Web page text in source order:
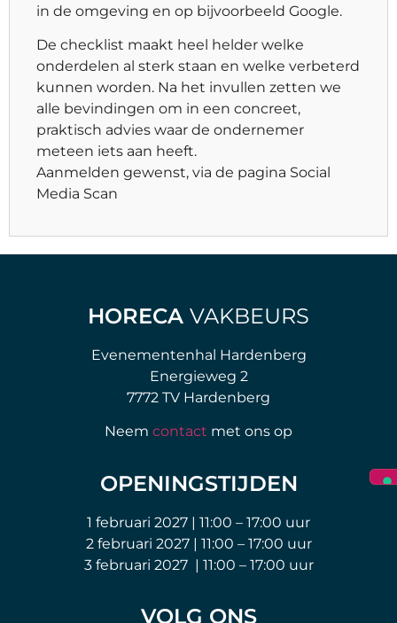
in de omgeving en op bijvoorbeeld Google.
De checklist maakt heel helder welke
onderdelen al sterk staan en welke verbeterd
kunnen worden. Na het invullen zetten we
alle bevindingen om in een concreet,
praktisch advies waar de ondernemer
meteen iets aan heeft.
Aanmelden gewenst, via de pagina Social
Media Scan
HORECA VAKBEURS
Evenementenhal Hardenberg
Energieweg 2
7772 TV Hardenberg
Neem contact met ons op
OPENINGSTIJDEN
1 februari 2027 | 11:00 – 17:00 uur
2 februari 2027 | 11:00 – 17:00 uur
3 februari 2027 | 11:00 – 17:00 uur
VOLG ONS